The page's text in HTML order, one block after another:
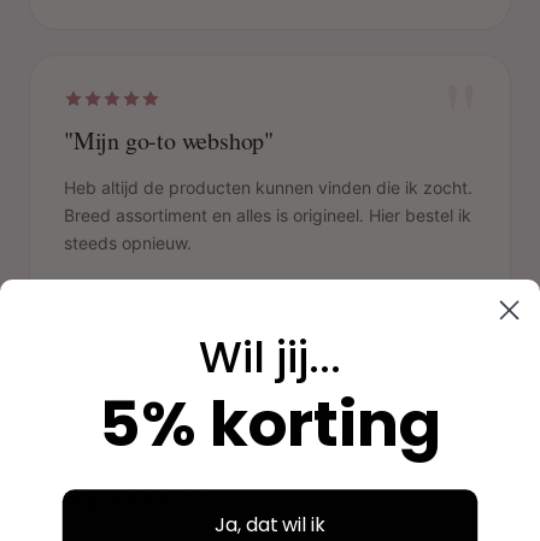
"Mijn go-to webshop"
Heb altijd de producten kunnen vinden die ik zocht.
Breed assortiment en alles is origineel. Hier bestel ik
steeds opnieuw.
Geverifieerde aankoop
"
"Fijne ervaring"
Wil jij...
5% korting
Ja, dat wil ik